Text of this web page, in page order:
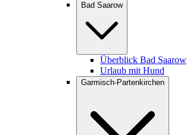
Bad Saarow
Überblick Bad Saarow
Urlaub mit Hund
Garmisch-Partenkirchen